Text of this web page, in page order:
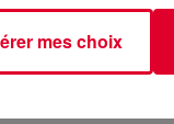
mes choix